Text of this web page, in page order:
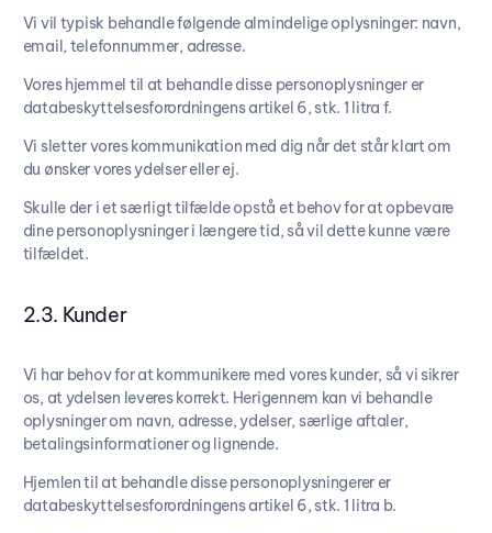
Vi vil typisk behandle følgende almindelige oplysninger: navn,
email, telefonnummer, adresse.
Vores hjemmel til at behandle disse personoplysninger er
databeskyttelsesforordningens artikel 6, stk. 1 litra f.
Vi sletter vores kommunikation med dig når det står klart om
du ønsker vores ydelser eller ej.
Skulle der i et særligt tilfælde opstå et behov for at opbevare
dine personoplysninger i længere tid, så vil dette kunne være
tilfældet.
2.3. Kunder
Vi har behov for at kommunikere med vores kunder, så vi sikrer
os, at ydelsen leveres korrekt. Herigennem kan vi behandle
oplysninger om navn, adresse, ydelser, særlige aftaler,
betalingsinformationer og lignende.
Hjemlen til at behandle disse personoplysningerer er
databeskyttelsesforordningens artikel 6, stk. 1 litra b.